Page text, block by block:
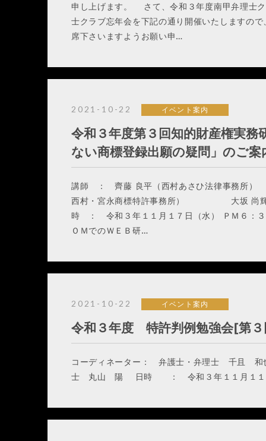
申し上げます。 さて、令和３年度南甲弁理士
士クラブ忘年会を下記の通り開催いたしますの
席下さいますようお願い申…
2021-10-22 イベント案内
令和３年度第３回知的財産権実
ない商標登録出願の疑問」のご案
講師 ： 齊藤 良平（西村あさひ法律事務
西村・宮永商標特許事務所） 大坂 尚輝（
時 ： 令和３年１１月１７日（水） ＰＭ６：
ＯＭでのＷＥＢ研…
2021-10-22 イベント案内
令和３年度 特許判例勉強会[第
コーディネーター： 弁護士・弁理士 千
士 丸山 陽 日時 ： 令和３年１１月１１